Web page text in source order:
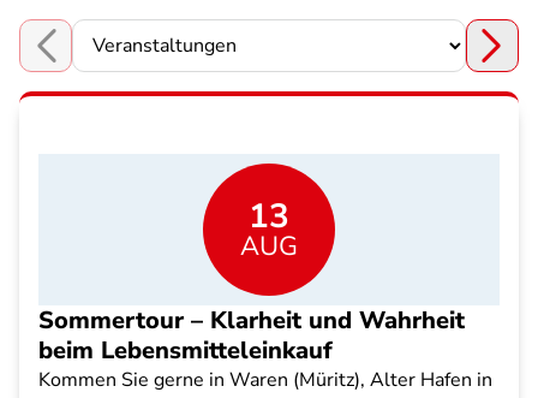
Choose a section
13
AUG
Sommertour – Klarheit und Wahrheit
beim Lebensmitteleinkauf
Kommen Sie gerne in Waren (Müritz), Alter Hafen in